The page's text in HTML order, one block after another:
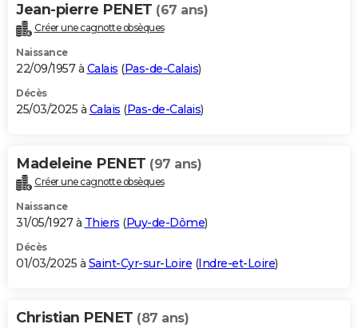
Jean-pierre PENET (67 ans)
Créer une cagnotte obsèques
Naissance
22/09/1957 à Calais (Pas-de-Calais)
Décès
25/03/2025 à Calais (Pas-de-Calais)
Madeleine PENET (97 ans)
Créer une cagnotte obsèques
Naissance
31/05/1927 à Thiers (Puy-de-Dôme)
Décès
01/03/2025 à Saint-Cyr-sur-Loire (Indre-et-Loire)
Christian PENET (87 ans)